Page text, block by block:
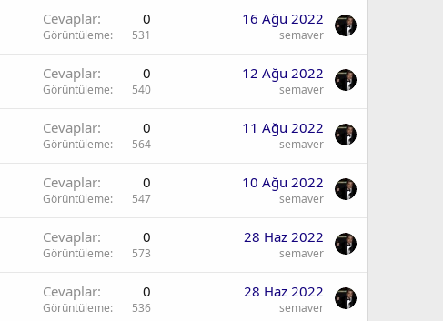
Cevaplar 0
Görüntüleme 531
16 Ağu 2022
semaver
Cevaplar 0
Görüntüleme 540
12 Ağu 2022
semaver
Cevaplar 0
Görüntüleme 564
11 Ağu 2022
semaver
Cevaplar 0
Görüntüleme 547
10 Ağu 2022
semaver
Cevaplar 0
Görüntüleme 573
28 Haz 2022
semaver
Cevaplar 0
Görüntüleme 536
28 Haz 2022
semaver